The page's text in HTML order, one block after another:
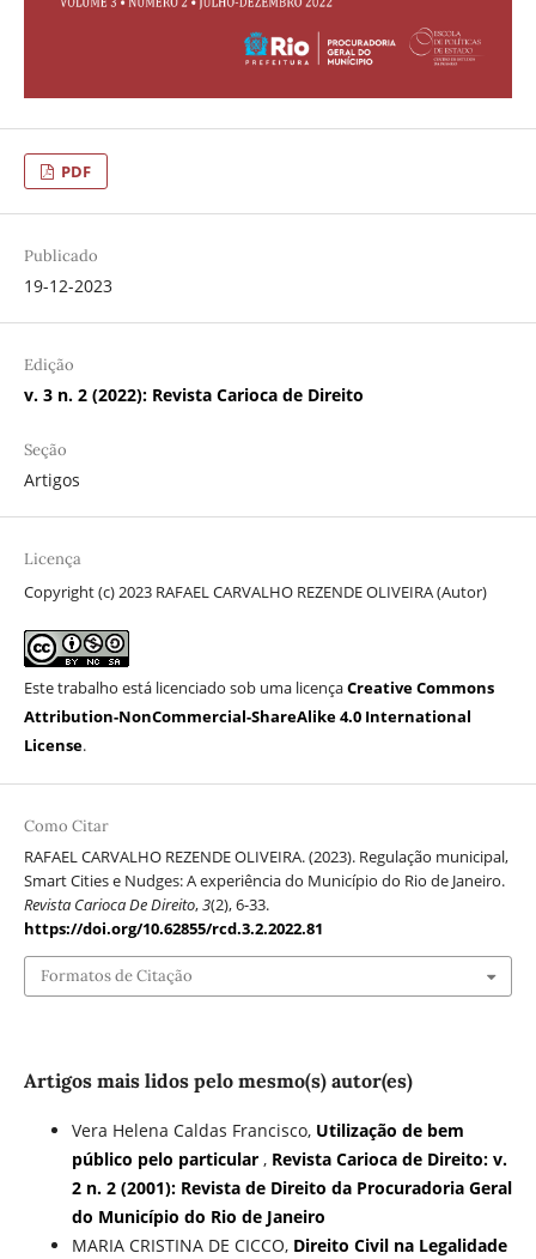
PDF
Publicado
19-12-2023
Edição
v. 3 n. 2 (2022): Revista Carioca de Direito
Seção
Artigos
Licença
Copyright (c) 2023 RAFAEL CARVALHO REZENDE OLIVEIRA (Autor)
Este trabalho está licenciado sob uma licençaCreative Commons
Attribution-NonCommercial-ShareAlike 4.0 International
License.
Como Citar
RAFAEL CARVALHO REZENDE OLIVEIRA. (2023). Regulação municipal,
Smart Cities e Nudges: A experiência do Município do Rio de Janeiro.
Revista Carioca De Direito,3(2), 6-33.
https://doi.org/10.62855/rcd.3.2.2022.81
Formatos de Citação
Artigos mais lidos pelo mesmo(s) autor(es)
Vera Helena Caldas Francisco, Utilização de bem
público pelo particular , Revista Carioca de Direito: v.
2 n. 2 (2001): Revista de Direito da Procuradoria Geral
do Município do Rio de Janeiro
MARIA CRISTINA DE CICCO, Direito Civil na Legalidade